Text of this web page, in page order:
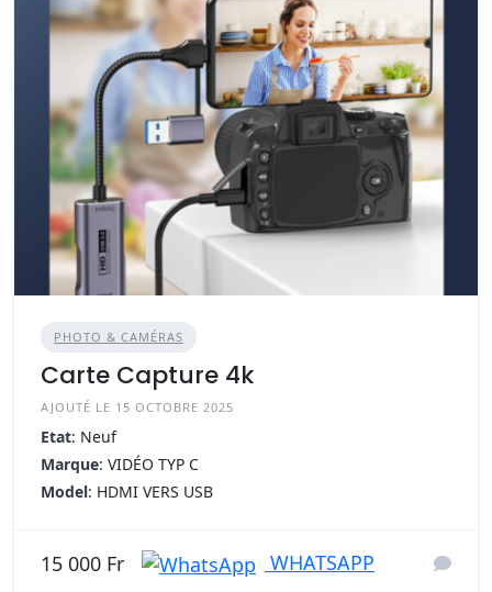
PHOTO & CAMÉRAS
Carte Capture 4k
AJOUTÉ LE 15 OCTOBRE 2025
Etat: Neuf
Marque: VIDÉO TYP C
Model: HDMI VERS USB
15 000 Fr WHATSAPP